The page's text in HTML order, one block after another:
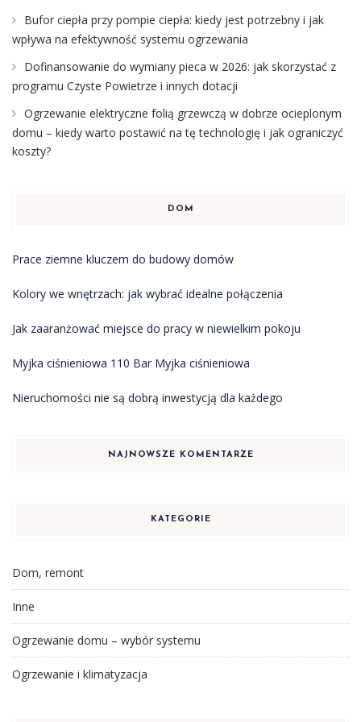
Bufor ciepła przy pompie ciepła: kiedy jest potrzebny i jak
wpływa na efektywność systemu ogrzewania
Dofinansowanie do wymiany pieca w 2026: jak skorzystać z
programu Czyste Powietrze i innych dotacji
Ogrzewanie elektryczne folią grzewczą w dobrze ocieplonym
domu – kiedy warto postawić na tę technologię i jak ograniczyć
koszty?
DOM
Prace ziemne kluczem do budowy domów
Kolory we wnętrzach: jak wybrać idealne połączenia
Jak zaaranżować miejsce do pracy w niewielkim pokoju
Myjka ciśnieniowa 110 Bar Myjka ciśnieniowa
Nieruchomości nie są dobrą inwestycją dla każdego
NAJNOWSZE KOMENTARZE
KATEGORIE
Dom, remont
Inne
Ogrzewanie domu – wybór systemu
Ogrzewanie i klimatyzacja